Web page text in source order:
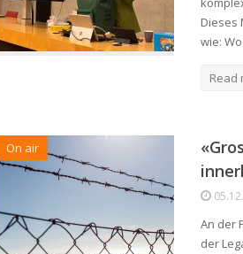
Dieses
wie:
Read
On air
An der
der